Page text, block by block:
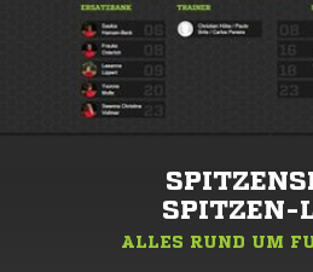
SPITZEN-
ALLES RUND UM